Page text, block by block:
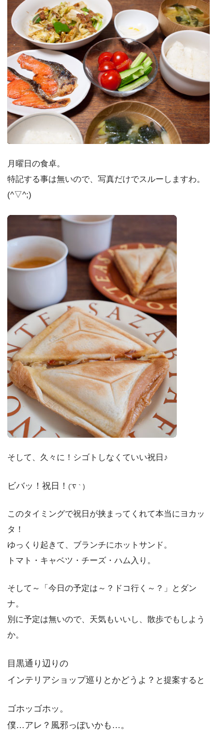
月曜日の食卓。
特記する事は無いので、写真だけでスルーしますわ。
(^▽^;)
そして、久々に！シゴトしなくていい祝日♪
ビバッ！祝日！ (´∇｀)
このタイミングで祝日が挟まってくれて本当にヨカッ
タ！
ゆっくり起きて、ブランチにホットサンド。
トマト・キャベツ・チーズ・ハム入り。
そして～「今日の予定は～？ドコ行く～？」とダン
ナ。
別に予定は無いので、天気もいいし、散歩でもしよう
か。
目黒通り辺りの
インテリアショップ巡りとかどうよ？ と提案すると
ゴホッゴホッ。
僕…アレ？風邪っぽいかも…。